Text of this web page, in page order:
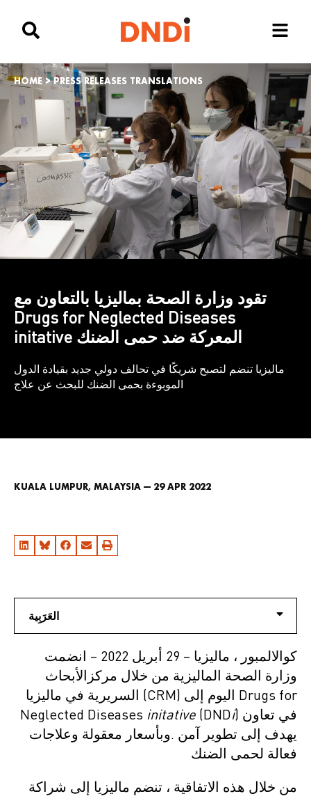
HOME>PRESS RELEASES TRANSLATIONS
تقود وزارة الصحة بماليزيا بالتعاون مع
Drugs for Neglected Diseases
initative المعركة ضد حمى الضنك
ماليزيا تنضم لتصبح شريكًا في تحالف دولي جديد بقيادة الدول
الموبوءة بحمى الضنك للبحث عن علاج
KUALA LUMPUR, MALAYSIA — 29 APR 2022
العَرَبِية
كوالالمبور ، ماليزيا – 29 أبريل 2022 – انضمت
وزارة الصحة الماليزية من خلال مركزالأبحاث
السريرية في ماليزيا (CRM) اليوم إلى Drugs for
Neglected Diseases initative (DNDi) في تعاون
يهدف إلى تطوير آمن .وبأسعار معقولة وعلاجات
فعالة لحمى الضنك
من خلال هذه الاتفاقية ، تنضم ماليزيا إلى شراكة